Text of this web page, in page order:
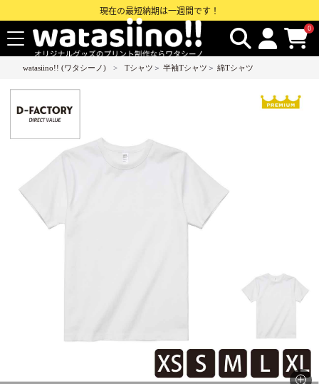
現在の最短納期は一週間です！
0
watasiino!! (ワタシーノ) Tシャツ ＞ 半袖Tシャツ ＞ 綿Tシャツ